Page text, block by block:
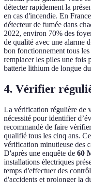
détecter rapidement la
en cas d'incendie. En
détecteur de fumée dans
2022, environ 70% des
de qualité avec une alarme
bon fonctionnement tous
remplacer les piles une fois
batterie lithium de longue
4. Vérifier
La vérification régulière de
nécessité pour identifier
recommandé de faire
qualifié tous les cinq ans.
vérification minutieuse des
D'après une enquête de 60
installations électriques
temps d'effectuer des
d'accidents et prolonger la